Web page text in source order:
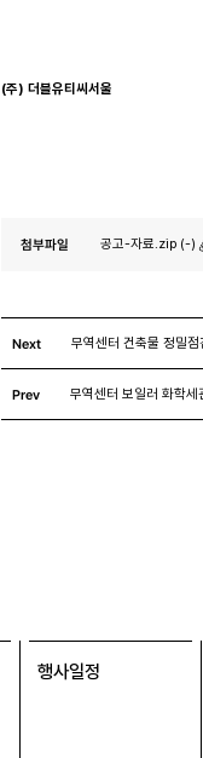
(주)더블유티씨서울
첨부파일 공고-자료.zip (-)
Next 무역센터 건축물 정밀
Prev 무역센터 보일러 화학세
행사일정